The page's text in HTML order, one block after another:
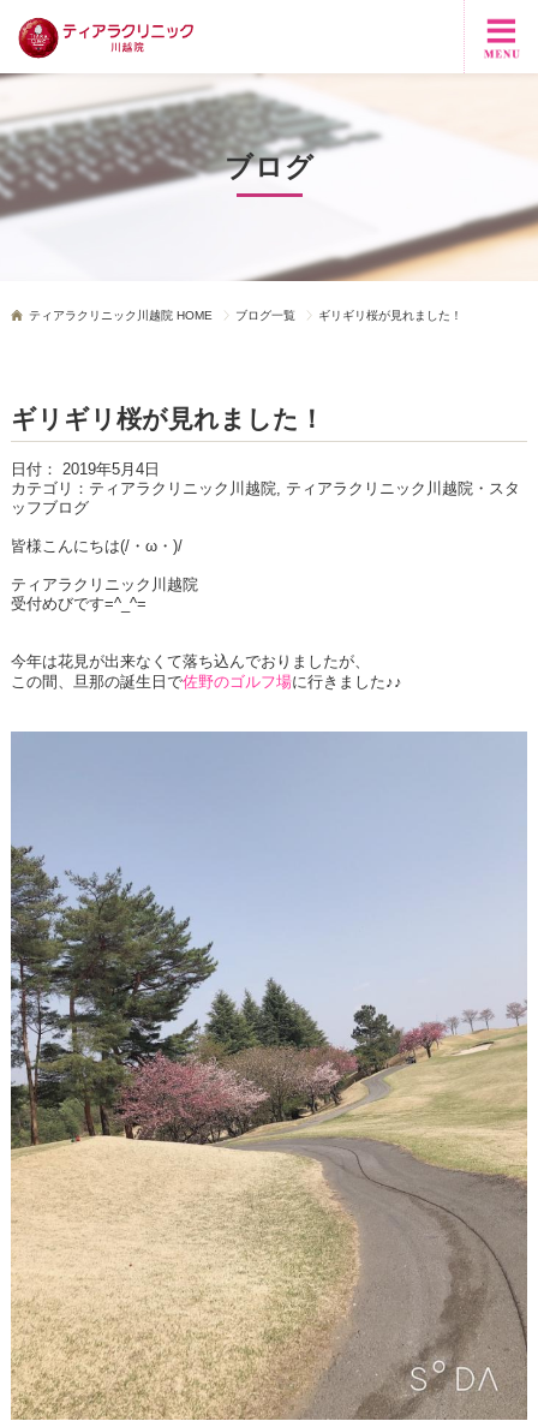
ブログ
ティアラクリニック川越院 HOME ブログ一覧 ギリギリ桜が見れました！
ギリギリ桜が見れました！
日付： 2019年5月4日
カテゴリ： ティアラクリニック川越院, ティアラクリニック川越院・スタ
ッフブログ
皆様こんにちは(/・ω・)/
ティアラクリニック川越院
受付めびです=^_^=
今年は花見が出来なくて落ち込んでおりましたが、
この間、旦那の誕生日で佐野のゴルフ場に行きました♪♪